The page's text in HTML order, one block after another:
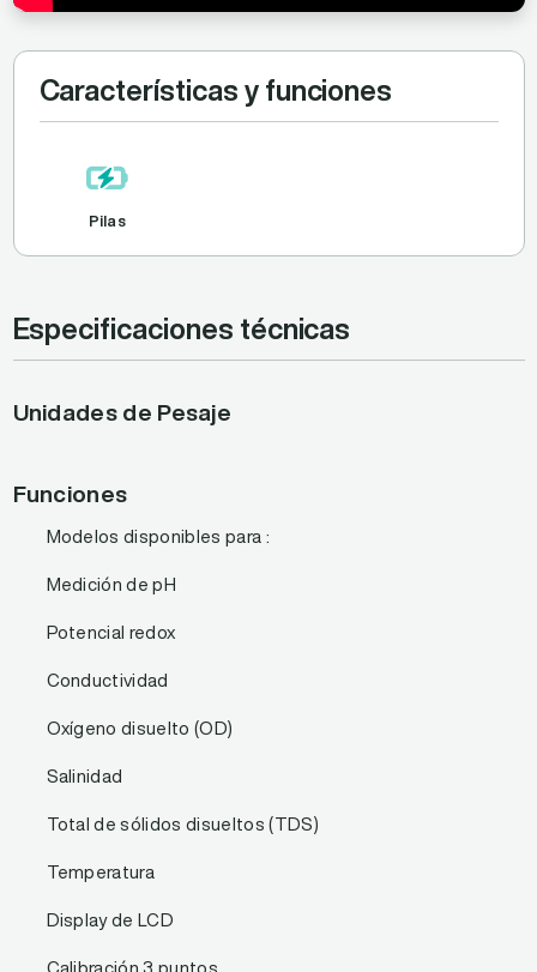
Características y funciones
Pilas
Especificaciones técnicas
Unidades de Pesaje
Funciones
Modelos disponibles para :
Medición de pH
Potencial redox
Conductividad
Oxígeno disuelto (OD)
Salinidad
Total de sólidos disueltos (TDS)
Temperatura
Display de LCD
Calibración 3 puntos